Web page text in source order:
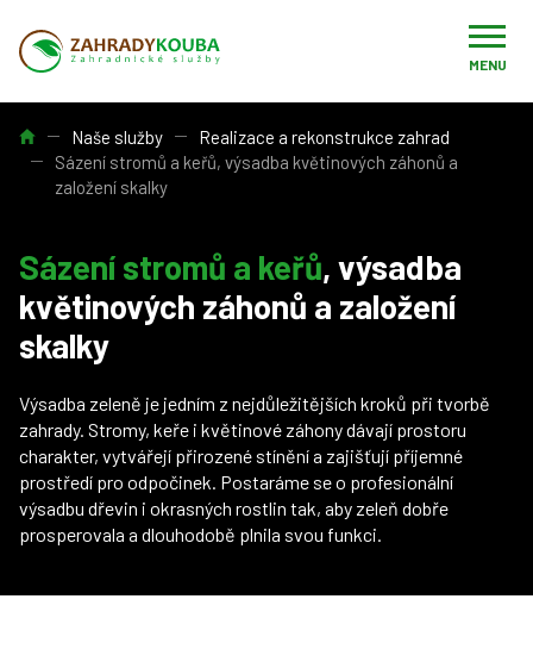
MENU
Úvod Naše služby
Realizace a rekonstrukce zahrad
Sázení stromů a keřů, výsadba květinových záhonů a
založení skalky
Sázení stromů a keřů, výsadba
květinových záhonů a založení
skalky
Výsadba zeleně je jedním z nejdůležitějších kroků při tvorbě
zahrady. Stromy, keře i květinové záhony dávají prostoru
charakter, vytvářejí přirozené stínění a zajišťují příjemné
prostředí pro odpočinek. Postaráme se o profesionální
výsadbu dřevin i okrasných rostlin tak, aby zeleň dobře
prosperovala a dlouhodobě plnila svou funkci.